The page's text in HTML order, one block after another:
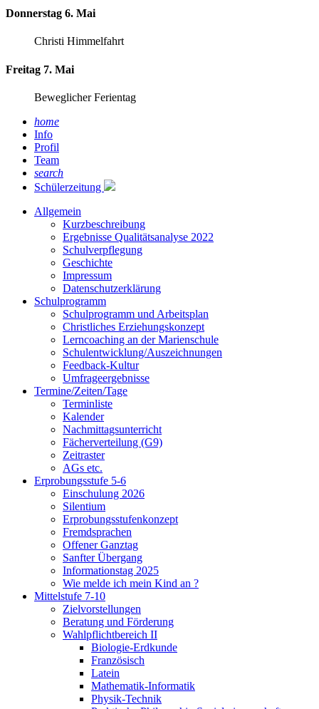
Donnerstag 6. Mai
Christi Himmelfahrt
Freitag 7. Mai
Beweglicher Ferientag
home
Info
Profil
Team
search
Schülerzeitung
Allgemein
Kurzbeschreibung
Ergebnisse Qualitätsanalyse 2022
Schulverpflegung
Geschichte
Impressum
Datenschutzerklärung
Schulprogramm
Schulprogramm und Arbeitsplan
Christliches Erziehungskonzept
Lerncoaching an der Marienschule
Schulentwicklung/Auszeichnungen
Feedback-Kultur
Umfrageergebnisse
Termine/Zeiten/Tage
Terminliste
Kalender
Nachmittagsunterricht
Fächerverteilung (G9)
Zeitraster
AGs etc.
Erprobungsstufe 5-6
Einschulung 2026
Silentium
Erprobungsstufenkonzept
Fremdsprachen
Offener Ganztag
Sanfter Übergang
Informationstag 2025
Wie melde ich mein Kind an ?
Mittelstufe 7-10
Zielvorstellungen
Beratung und Förderung
Wahlpflichtbereich II
Biologie-Erdkunde
Französisch
Latein
Mathematik-Informatik
Physik-Technik